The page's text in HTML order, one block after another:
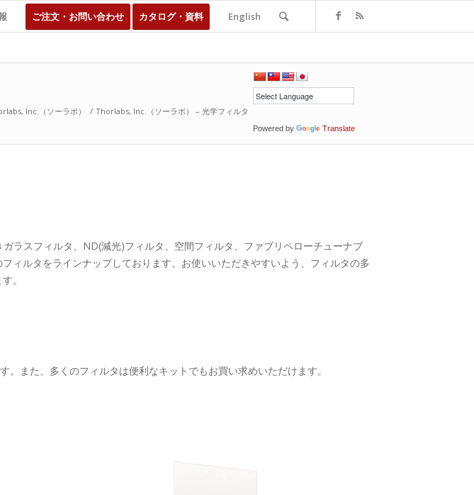
ご注文・お問い合わせ カタログ・資料 English
Powered by Translate
Inc.（ソーラボ） / Thorlabs, Inc.（ソーラボ） – 光学フィルタ
ラスフィルタ、ND(減光)フィルタ、空間フィルタ、ファブリペローチューナブ
ィルタをラインナップしております。お使いいただきやすいよう、フィルタの多
。
また、多くのフィルタは便利なキットでもお買い求めいただけます。